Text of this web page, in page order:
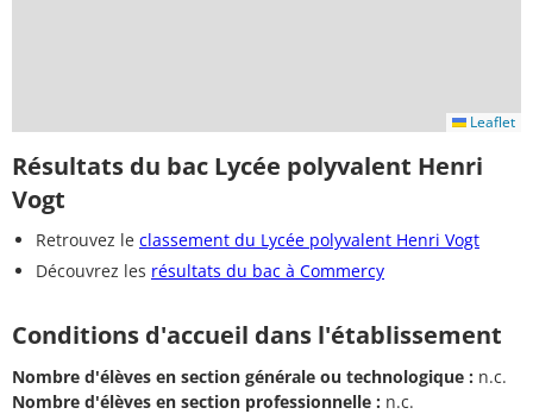
Leaflet
Résultats du bac Lycée polyvalent Henri
Vogt
Retrouvez le classement du Lycée polyvalent Henri Vogt
Découvrez les résultats du bac à Commercy
Conditions d'accueil dans l'établissement
Nombre d'élèves en section générale ou technologique : n.c.
Nombre d'élèves en section professionnelle : n.c.